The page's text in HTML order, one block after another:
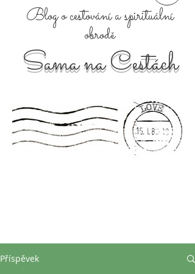
Sama na Cestách
Blog o cestování a spirituální
obrodě
Příspěvek